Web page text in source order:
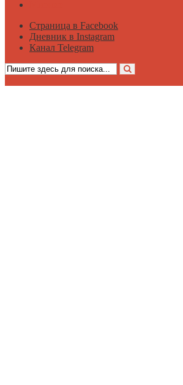
Страница в Facebook
Дневник в Instagram
Канал Telegram